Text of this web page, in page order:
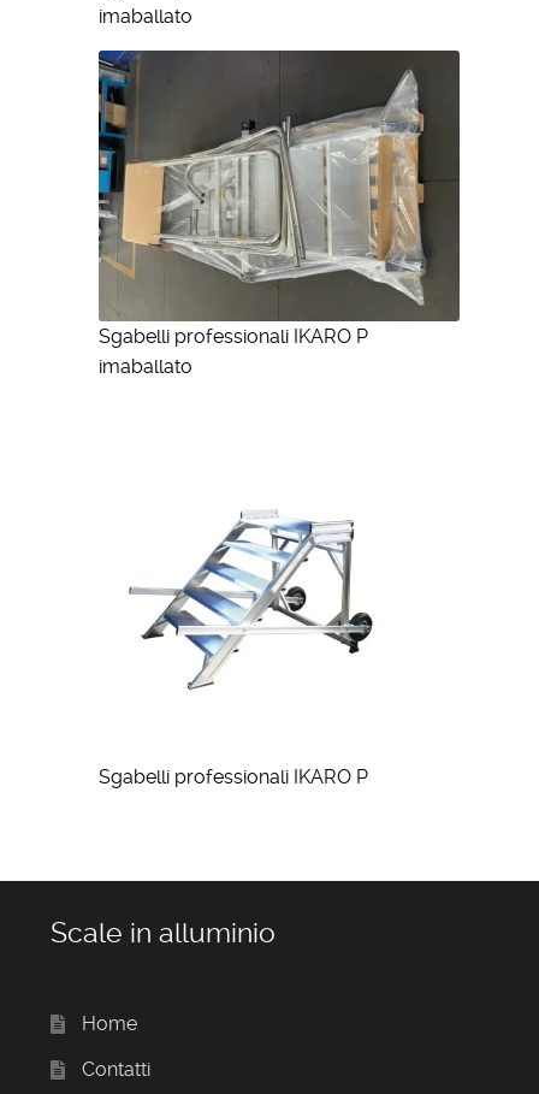
imaballato
Sgabelli professionali IKARO P
imaballato
Sgabelli professionali IKARO P
Scale in alluminio
Home
Contatti